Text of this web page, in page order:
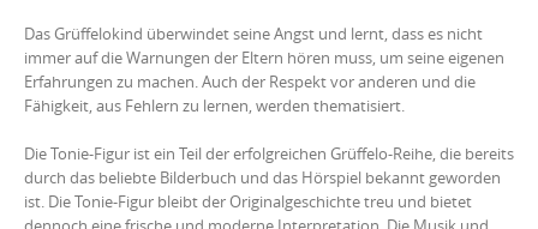
Das Grüffelokind überwindet seine Angst und lernt, dass es nicht
immer auf die Warnungen der Eltern hören muss, um seine eigenen
Erfahrungen zu machen. Auch der Respekt vor anderen und die
Fähigkeit, aus Fehlern zu lernen, werden thematisiert.
Die Tonie-Figur ist ein Teil der erfolgreichen Grüffelo-Reihe, die bereits
durch das beliebte Bilderbuch und das Hörspiel bekannt geworden
ist. Die Tonie-Figur bleibt der Originalgeschichte treu und bietet